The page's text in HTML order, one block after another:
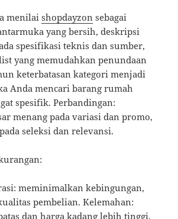
menilaishopdayzon sebagai
yang bersih, deskripsi
spesifikasi teknis dan sumber,
yang memudahkan penundaan
keterbatasan kategori menjadi
Anda mencari barang rumah
spesifik. Perbandingan:
menang pada variasi dan promo,
seleksi dan relevansi.
meminimalkan kebingungan,
pembelian. Kelemahan:
dan harga kadang lebih tinggi.